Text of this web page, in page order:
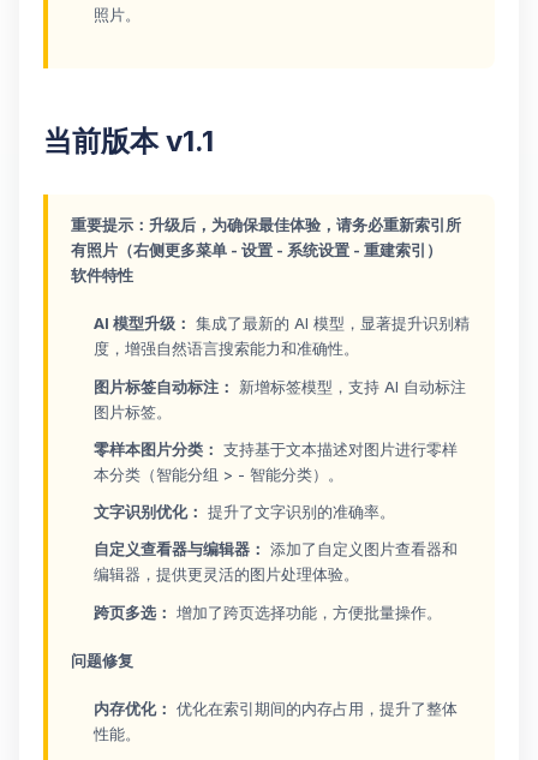
照片。
当前版本 v1.1
重要提示：升级后，为确保最佳体验，请务必重新索引所
有照片（右侧更多菜单 - 设置 - 系统设置 - 重建索引）
软件特性
AI 模型升级： 集成了最新的 AI 模型，显著提升识别精
度，增强自然语言搜索能力和准确性。
图片标签自动标注：
新增标签模型，支持 AI 自动标注
图片标签。
零样本图片分类： 支持基于文本描述对图片进行零样
本分类（智能分组 > - 智能分类）。
文字识别优化： 提升了文字识别的准确率。
自定义查看器与编辑器： 添加了自定义图片查看器和
编辑器，提供更灵活的图片处理体验。
跨页多选： 增加了跨页选择功能，方便批量操作。
问题修复
内存优化： 优化在索引期间的内存占用，提升了整体
性能。